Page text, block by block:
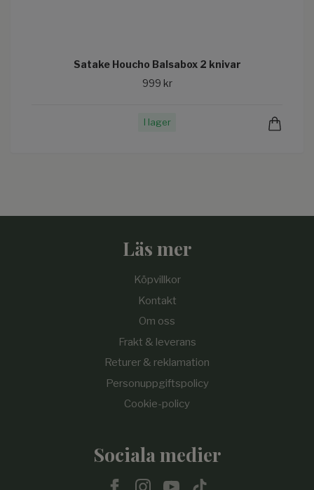
Satake Houcho Balsabox 2 knivar
999 kr
I lager
Läs mer
Köpvillkor
Kontakt
Om oss
Frakt & leverans
Returer & reklamation
Personuppgiftspolicy
Cookie-policy
Sociala medier